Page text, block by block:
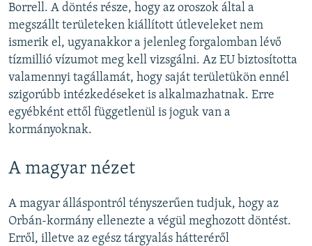
Borrell. A döntés része, hogy az oroszok által a
megszállt területeken kiállított útleveleket nem
ismerik el, ugyanakkor a jelenleg forgalomban lévő
tízmillió vízumot meg kell vizsgálni. Az EU biztosította
valamennyi tagállamát, hogy saját területükön ennél
szigorúbb intézkedéseket is alkalmazhatnak. Erre
egyébként ettől függetlenül is joguk van a
kormányoknak.
A magyar nézet
A magyar álláspontról tényszerűen tudjuk, hogy az
Orbán-kormány ellenezte a végül meghozott döntést.
Erről, illetve az egész tárgyalás hátteréről